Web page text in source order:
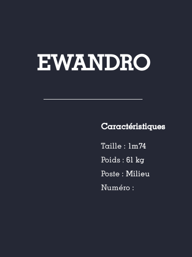
EWANDRO
Caractéristiques
Taille : 1m74
Poids :61 kg
Poste :Milieu
Numéro :